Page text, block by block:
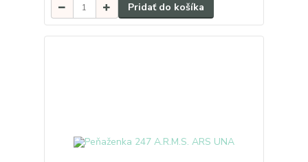
Pridať do košíka